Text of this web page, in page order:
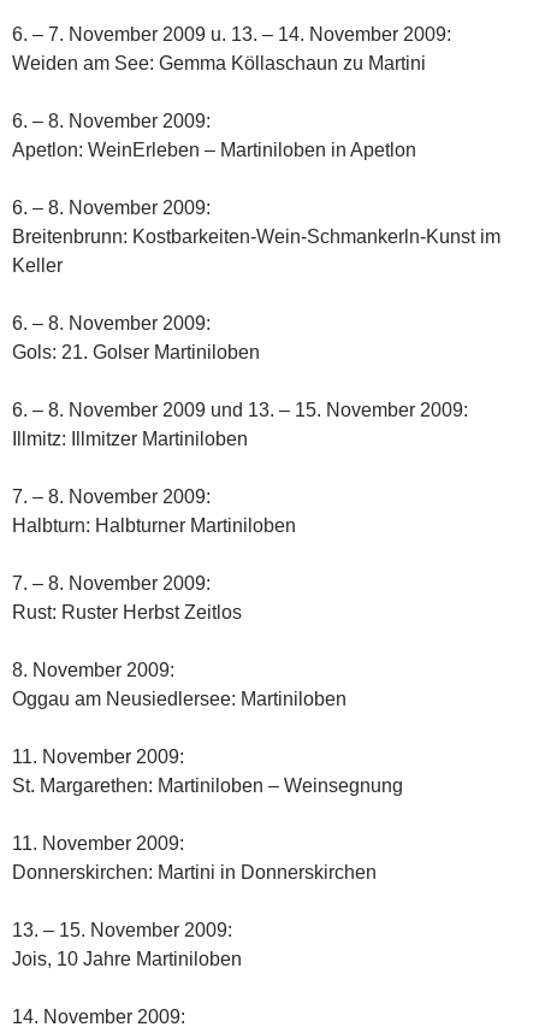
6. – 7. November 2009 u. 13. – 14. November 2009:
Weiden am See: Gemma Köllaschaun zu Martini
6. – 8. November 2009:
Apetlon: WeinErleben – Martiniloben in Apetlon
6. – 8. November 2009:
Breitenbrunn: Kostbarkeiten-Wein-Schmankerln-Kunst im
Keller
6. – 8. November 2009:
Gols: 21. Golser Martiniloben
6. – 8. November 2009 und 13. – 15. November 2009:
Illmitz: Illmitzer Martiniloben
7. – 8. November 2009:
Halbturn: Halbturner Martiniloben
7. – 8. November 2009:
Rust: Ruster Herbst Zeitlos
8. November 2009:
Oggau am Neusiedlersee: Martiniloben
11. November 2009:
St. Margarethen: Martiniloben – Weinsegnung
11. November 2009:
Donnerskirchen: Martini in Donnerskirchen
13. – 15. November 2009:
Jois, 10 Jahre Martiniloben
14. November 2009: